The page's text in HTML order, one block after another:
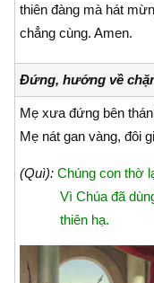
thiên đàng mà hát
chẳng cùng. Amen.
Đứng, hướng về
Mẹ xưa đứng bên
Mẹ nát gan vàng, đôi
(Quì): Chúng con thờ
Vì Chúa đã
thiên hạ.